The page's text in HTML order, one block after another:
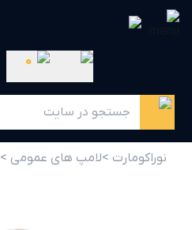
0
نوراکومارت >لامپ های عمومی >